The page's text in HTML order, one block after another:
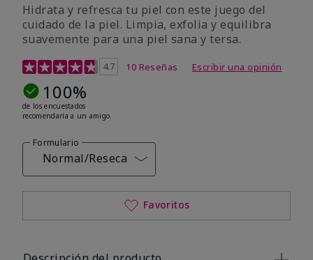
Hidrata y refresca tu piel con este juego del
cuidado de la piel. Limpia, exfolia y equilibra
suavemente para una piel sana y tersa.
Calificación de clientes de 5 de 5
4.7 10 Reseñas Escribir una opinión
100%
de los encuestados
recomendaría a un amigo.
Formulario
Normal/Reseca
Favoritos